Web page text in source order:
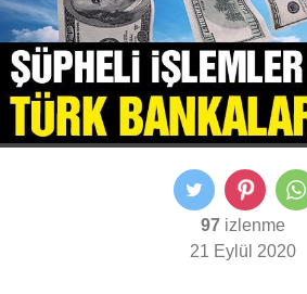
97 izlenme
21 Eylül 2020